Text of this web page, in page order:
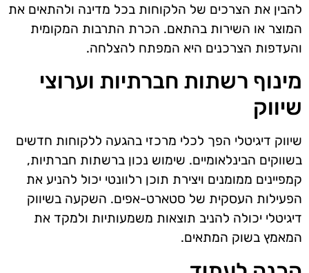
להבין את הצרכים של הלקוחות בכל מדינה ולהתאים את
המוצר או השירות בהתאם. הכרת התרבות המקומית
והעדפות הצרכנים היא המפתח להצלחה.
מינוף רשתות חברתיות וערוצי
שיווק
שיווק דיגיטלי הפך לכלי מרכזי בהגעה ללקוחות חדשים
בשווקים הבינלאומיים. שימוש נכון ברשתות חברתיות,
קמפיינים ממומנים ויצירת תוכן רלוונטי יכול להניע את
הפעילות העסקית של סטארט-אפים. השקעה בשיווק
דיגיטלי יכולה להניב תוצאות משמעותיות ולמקד את
המאמץ בשוק המתאים.